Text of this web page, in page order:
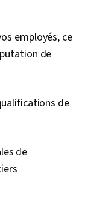
employés, ce
de
de
de